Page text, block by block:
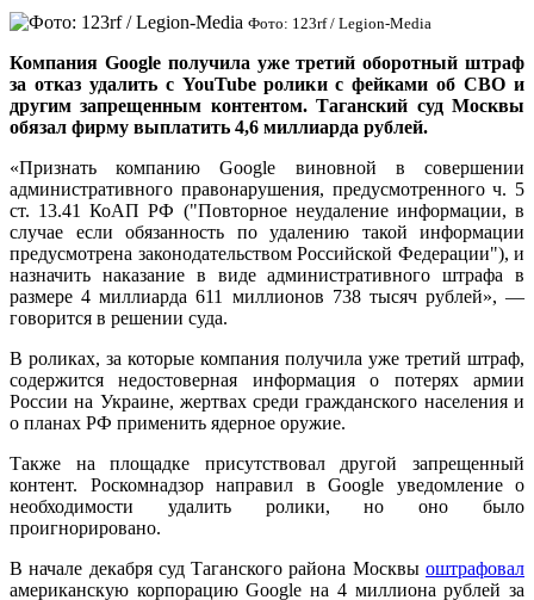
Фото: 123rf / Legion-Media
Компания Google получила уже третий оборотный штраф
за отказ удалить с YouTube ролики с фейками об СВО и
другим запрещенным контентом. Таганский суд Москвы
обязал фирму выплатить 4,6 миллиарда рублей.
«Признать компанию Google виновной в совершении
административного правонарушения, предусмотренного ч. 5
ст. 13.41 КоАП РФ ("Повторное неудаление информации, в
случае если обязанность по удалению такой информации
предусмотрена законодательством Российской Федерации"), и
назначить наказание в виде административного штрафа в
размере 4 миллиарда 611 миллионов 738 тысяч рублей», —
говорится в решении суда.
В роликах, за которые компания получила уже третий штраф,
содержится недостоверная информация о потерях армии
России на Украине, жертвах среди гражданского населения и
о планах РФ применить ядерное оружие.
Также на площадке присутствовал другой запрещенный
контент. Роскомнадзор направил в Google уведомление о
необходимости удалить ролики, но оно было
проигнорировано.
В начале декабря суд Таганского района Москвы оштрафовал
американскую корпорацию Google на 4 миллиона рублей за